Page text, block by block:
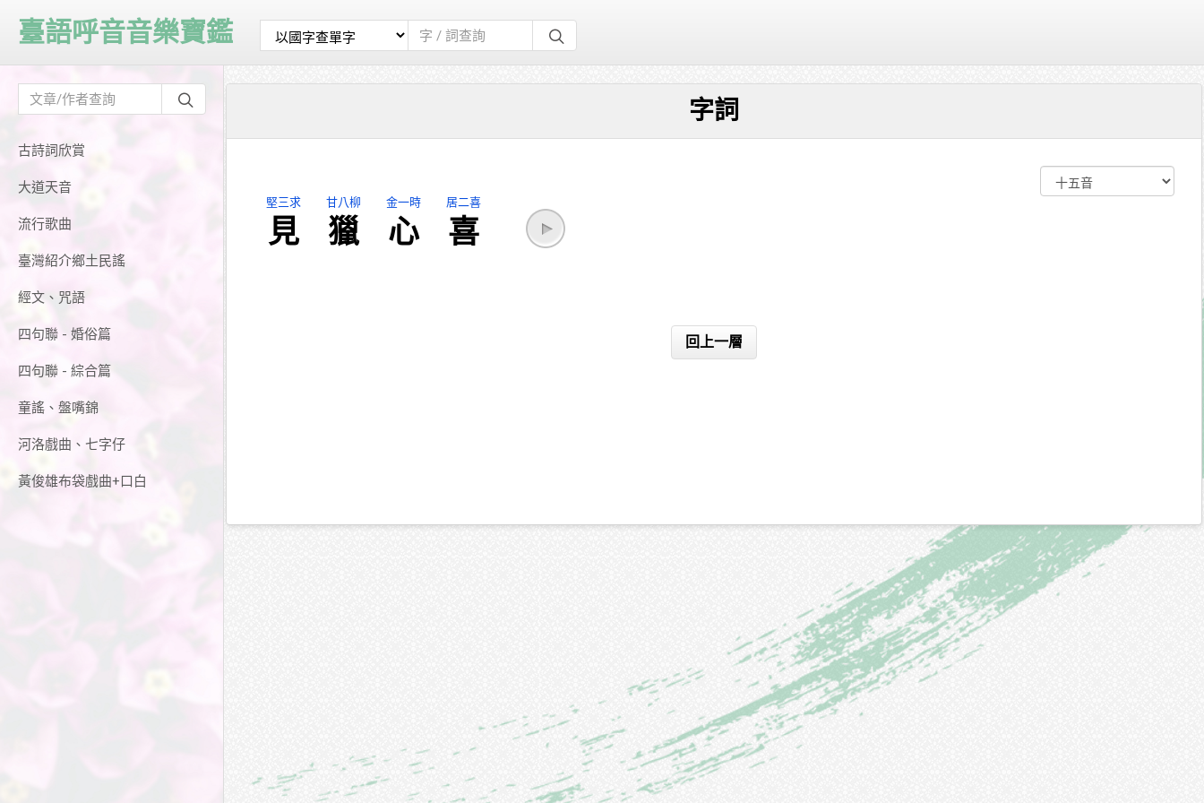
古詩詞欣賞
大道天音
流行歌曲
臺灣紹介鄉土民謠
經文、咒語
四句聯 - 婚俗篇
四句聯 - 綜合篇
童謠、盤嘴錦
河洛戲曲、七字仔
黃俊雄布袋戲曲+口白
臺語呼音音樂寶鑑
字詞
堅三求
見
甘八柳
獵
金一時
心
居二喜
喜
回上一層